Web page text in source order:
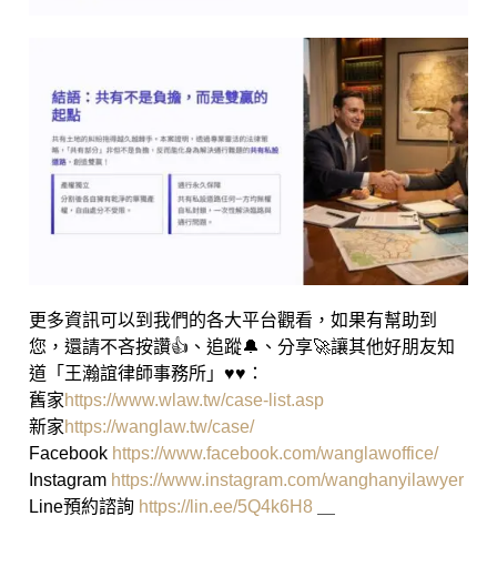
更多資訊可以到我們的各大平台觀看，如果有幫助到
您，還請不吝按讚👍、追蹤🔔、分享🚀讓其他好朋友知
道「王瀚誼律師事務所」♥♥：
舊家https://www.wlaw.tw/case-list.asp
新家https://wanglaw.tw/case/
Facebook https://www.facebook.com/wanglawoffice/
Instagram https://www.instagram.com/wanghanyilawyer
Line預約諮詢 https://lin.ee/5Q4k6H8